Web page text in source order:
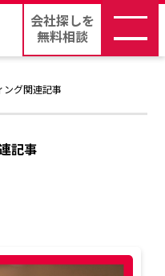
会社探しを
無料相談
ング関連記事
記事